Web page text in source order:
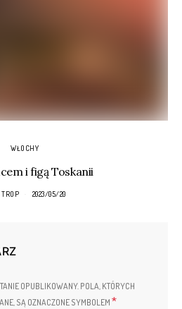
WŁOCHY
i figą Toskanii
2023/05/20
OPUBLIKOWANY. POLA, KTÓRYCH
SĄ OZNACZONE SYMBOLEM *